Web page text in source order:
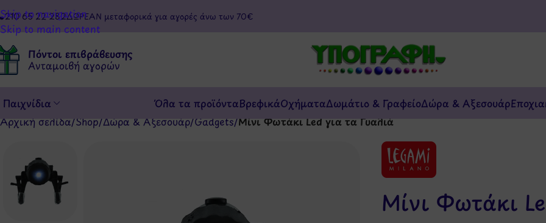
Skip to navigation
Skip to main content
210 65 22 282ΔΩΡΕΑΝ μεταφορικά για αγορές άνω των 70€
Πόντοι επιβράβευσης
Ανταμοιβή αγορών
Παιχνίδια Όλα τα προϊόνταΒρεφικάΟχήματαΔωμάτιο & ΓραφείοΔώρα & Αξεσουάρ
Αρχική σελίδα/Shop/Δώρα & Αξεσουάρ/Gadgets/Μίνι Φωτάκι Led για τα Γυαλιά
Μίνι Φωτάκι